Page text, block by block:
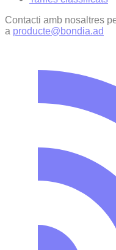
Contacti amb nosaltres
a producte@bondia.ad